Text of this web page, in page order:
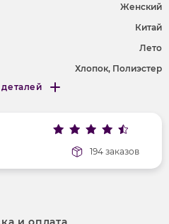
Женский
Китай
Лето
Хлопок, Полиэстер
трикотажный
194 заказов